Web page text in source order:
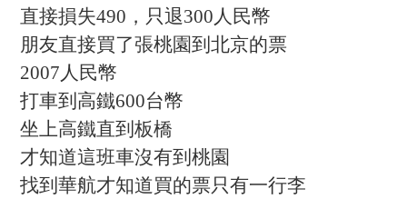
直接損失490，只退300人民幣
朋友直接買了張桃園到北京的票
2007人民幣
打車到高鐵600台幣
坐上高鐵直到板橋
才知道這班車沒有到桃園
找到華航才知道買的票只有一行李